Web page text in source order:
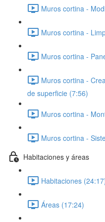
Muros cortina -
Muros cortina -
Muros cortina -
Muros cortina -
de superficie (7:56)
Muros cortina -
Muros cortina -
Habitaciones y áreas
Habitaciones
Áreas (17:24)